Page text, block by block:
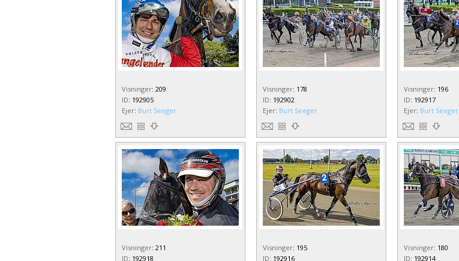
Visninger: 209
ID: 192905
Ejer: Burt Seeger
Visninger: 178
ID: 192902
Ejer: Burt Seeger
Visninger: 196
ID: 192917
Ejer: Burt Seeger
Visninger: 211
ID: 192918
Visninger: 195
ID: 192916
Visninger: 180
ID: 192914